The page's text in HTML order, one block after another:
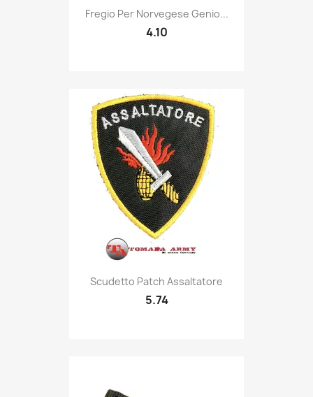
Quick view
Fregio Per Norvegese Genio...
4.10
 Quick view
Scudetto Patch Assaltatore
5.74